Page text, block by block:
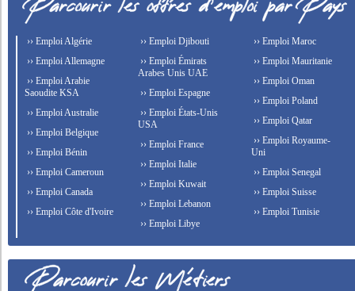
›› Emploi Algérie
›› Emploi Allemagne
›› Emploi Arabie
Saoudite KSA
›› Emploi Australie
›› Emploi Belgique
›› Emploi Bénin
›› Emploi Cameroun
›› Emploi Canada
›› Emploi Côte d'Ivoire
›› Emploi Djibouti
›› Emploi Émirats
Arabes Unis UAE
›› Emploi Espagne
›› Emploi États-Unis
USA
›› Emploi France
›› Emploi Italie
›› Emploi Kuwait
›› Emploi Lebanon
›› Emploi Libye
›› Emploi Maroc
›› Emploi Mauritanie
›› Emploi Oman
›› Emploi Poland
›› Emploi Qatar
›› Emploi Royaume-
Uni
›› Emploi Senegal
›› Emploi Suisse
›› Emploi Tunisie